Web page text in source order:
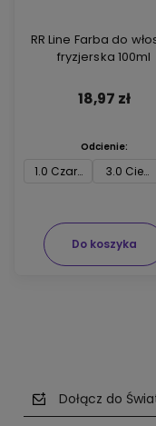
RR Line Farba do
fryzjerska 100ml
18,97 zł
Do koszyka
Odcienie:
1.0 Czarny 3.0
Dołącz do